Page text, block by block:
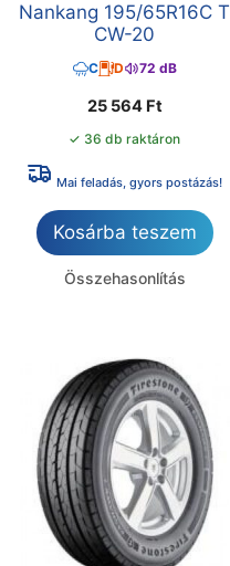
Nankang 195/65R16C T
CW-20
C D 72 dB
25 564 Ft
✓ 36 db raktáron
Mai feladás, gyors postázás!
Kosárba teszem
Összehasonlítás